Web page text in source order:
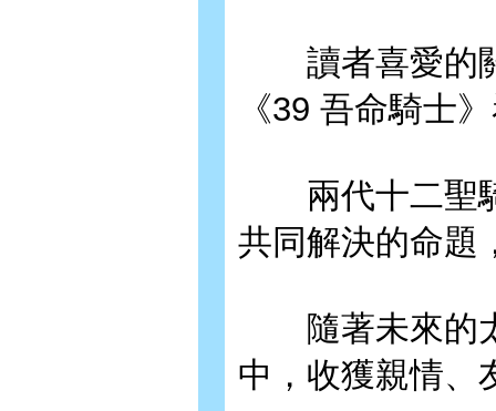
讀者喜愛的關
《39 吾命騎士
兩代十二聖騎
共同解決的命題
隨著未來的太
中，收獲親情、